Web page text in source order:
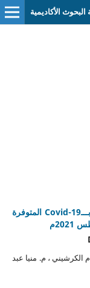
البحوث الأكاديمية
نتائج وردود فعل التلقيح بإحدى اللقاحات الخاصة بـــCovid-19 المتوفرة
الكرشيني ، م. منيا عبد